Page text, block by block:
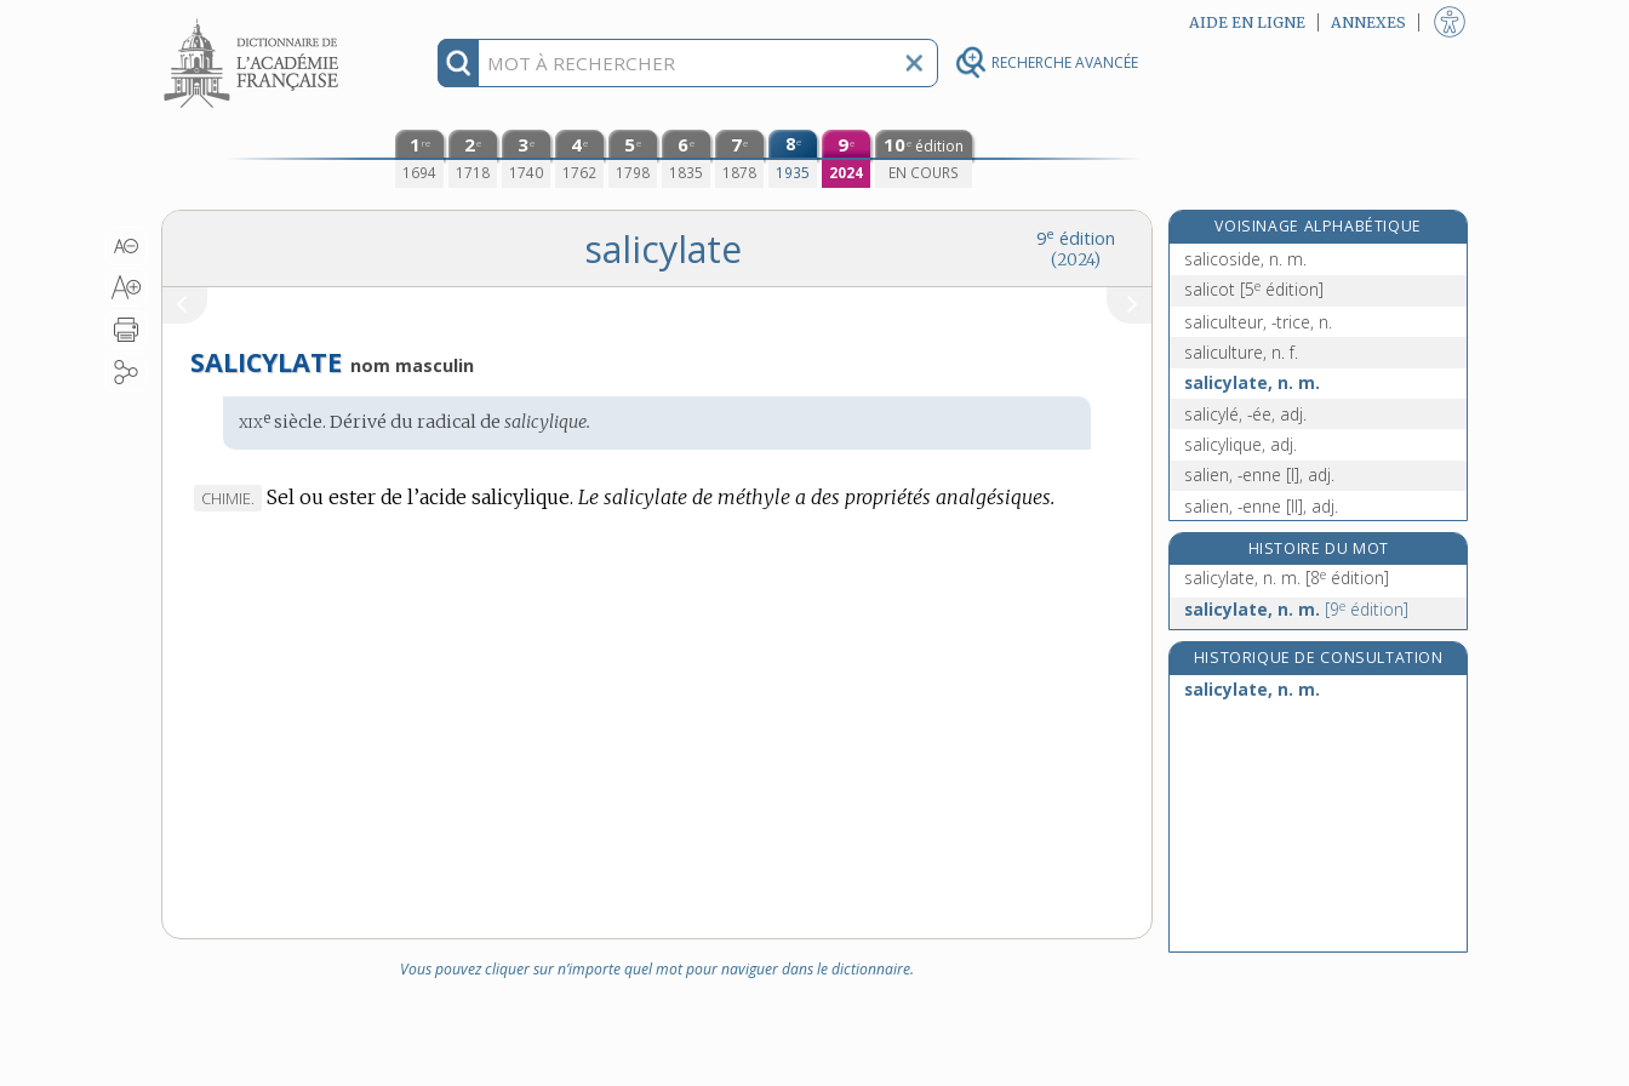
RECHERCHE AVANCÉE
Aller au contenu AIDE EN LIGNE ANNEXES
1 re
1694
2e
1718
3e
1740
4e
1762
5e
1798
6e
1835
7e
1878
8e
1935
9e
2024
10e édition
EN COURS
9e édition
(2024)
salicylate
SALICYLATE nom masculin
Étymologie
:
xixe siècle. Dérivé du radical desalicylique.
MARQUE
CHIMIE. Sel ou ester de l’acide salicylique. Le salicylate de méthyle a des propriétés analgésiques.
Vous pouvez cliquer sur n’importe quel mot pour naviguer dans le dictionnaire.
VOISINAGE ALPHABÉTIQUE
salicorne, n. f.
salicoside, n. m.
salicot [5e édition]
saliculteur, -trice, n.
saliculture, n. f.
salicylate, n. m.
salicylé, -ée, adj.
salicylique, adj.
salien, -enne [I], adj.
salien, -enne [II], adj.
saliens [I], adj. m. pl.[7eédition]
salière, n. f.
salifère, adj.
salifiable, adj.
salification, n. f.
HISTOIRE DU MOT
salicylate, n. m. [8e édition]
salicylate, n. m. [9e édition]
HISTORIQUE DE CONSULTATION
salicylate, n. m.